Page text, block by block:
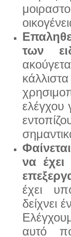
μοιρα
των
κάλλιστα
ελέγχου
να έχει
έχει
δείχνει
αυτό